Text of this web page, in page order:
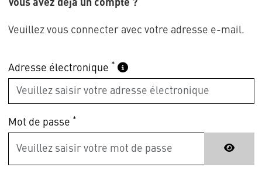
Vous avez déjà un compte ?
Veuillez vous connecter avec votre adresse e-mail.
Adresse électronique *
Mot de passe *